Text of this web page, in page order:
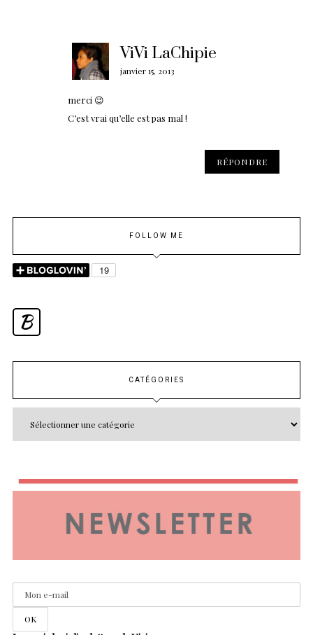
ViVi LaChipie
janvier 15, 2013
merci 😉
C’est vrai qu’elle est pas mal !
RÉPONDRE
FOLLOW ME
B
CATÉGORIES